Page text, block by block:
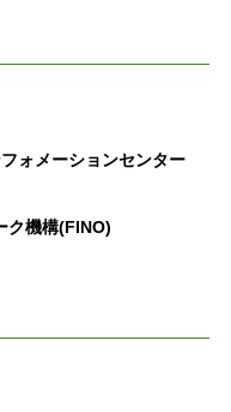
ォメーションセンター
ク機構(FINO)